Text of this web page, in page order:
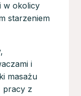
w okolicy
starzeniem
i
masażu
pracy z